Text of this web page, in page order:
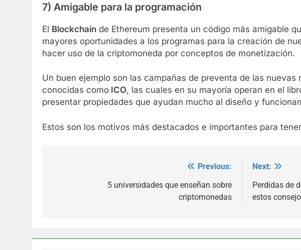
7) Amigable para la programación
El Blockchain de Ethereum presenta un código más amigable
mayores oportunidades a los programas para la creación de
hacer uso de la criptomoneda por conceptos de monetización.
Un buen ejemplo son las campañas de preventa de las nuevas
conocidas como ICO, las cuales en su mayoría operan en el
presentar propiedades que ayudan mucho al diseño y
Estos son los motivos más destacados e importantes para
Previous:
5 universidades que enseñan sobre
criptomonedas
Next:
Perdidas de
estos